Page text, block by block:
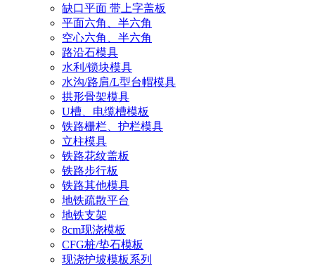
缺口平面 带上字盖板
平面六角、半六角
空心六角、半六角
路沿石模具
水利/锁块模具
水沟/路肩/L型台帽模具
拱形骨架模具
U槽、电缆槽模板
铁路栅栏、护栏模具
立柱模具
铁路花纹盖板
铁路步行板
铁路其他模具
地铁疏散平台
地铁支架
8cm现浇模板
CFG桩/垫石模板
现浇护坡模板系列